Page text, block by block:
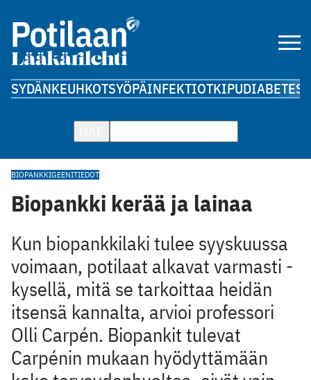
SYDÄNKEUHKOTSYÖPÄINFEKTIOTKIPUDIABETES
BIOPANKKIGEENITIEDOT
Biopankki kerää ja lainaa
Kun biopankkilaki tulee syyskuussa
voimaan, potilaat alkavat varmasti ­
kysellä, mitä se tarkoittaa heidän
itsensä kannalta, arvioi professori
Olli Carpén. Biopankit tulevat
Carpénin mukaan hyödyttämään